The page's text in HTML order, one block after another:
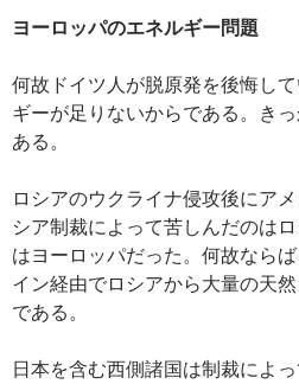
ヨーロッパのエネルギー問題
何故ドイツ人が脱原発を後悔し
ギーが足りないからである。き
ある。
ロシアのウクライナ侵攻後にア
シア制裁によって苦しんだのは
はヨーロッパだった。何故なら
イン経由でロシアから大量の天
である。
日本を含む西側諸国は制裁によ